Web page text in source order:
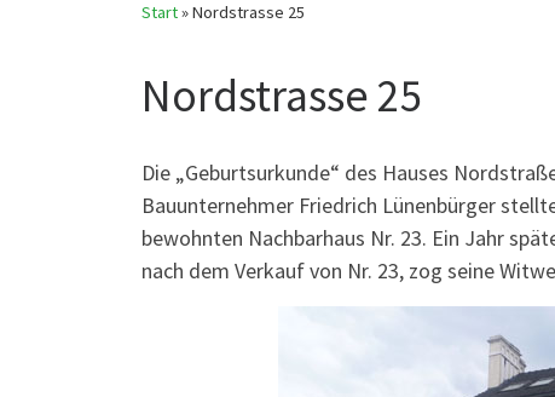
Start»Nordstrasse 25
Nordstrasse 25
Die „Geburtsurkunde“ des Hauses
Bauunternehmer Friedrich Lünenbürger
bewohnten Nachbarhaus Nr. 23. Ein Jahr
nach dem Verkauf von Nr. 23, zog seine